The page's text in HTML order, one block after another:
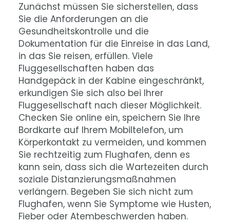
Zunächst müssen Sie sicherstellen, dass
Sie die Anforderungen an die
Gesundheitskontrolle und die
Dokumentation für die Einreise in das Land,
in das Sie reisen, erfüllen. Viele
Fluggesellschaften haben das
Handgepäck in der Kabine eingeschränkt,
erkundigen Sie sich also bei Ihrer
Fluggesellschaft nach dieser Möglichkeit.
Checken Sie online ein, speichern Sie Ihre
Bordkarte auf Ihrem Mobiltelefon, um
Körperkontakt zu vermeiden, und kommen
Sie rechtzeitig zum Flughafen, denn es
kann sein, dass sich die Wartezeiten durch
soziale Distanzierungsmaßnahmen
verlängern. Begeben Sie sich nicht zum
Flughafen, wenn Sie Symptome wie Husten,
Fieber oder Atembeschwerden haben.